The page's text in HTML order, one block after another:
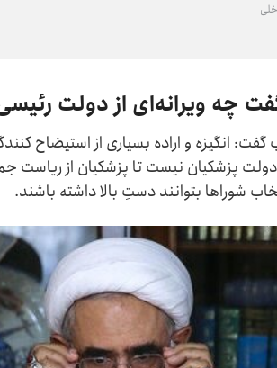
چه ویرانه‌ای از دولت
انگیزه و اراده بسیاری از استیضاح
دولت پزشکیان نیست تا پزشکیان از ریاست
شوراها بتوانند دستِ بالا داشته باشند.